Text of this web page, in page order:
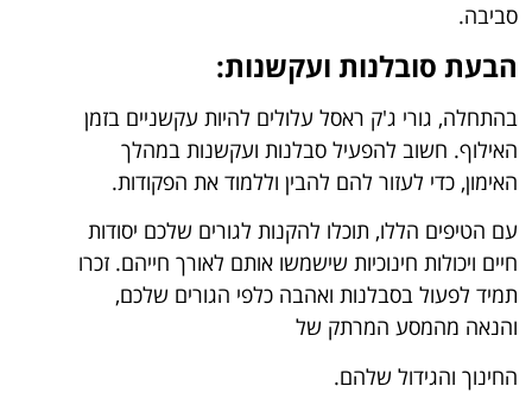
סביבה.
הבעת סובלנות ועקשנות:
בהתחלה, גורי ג'ק ראסל עלולים להיות עקשניים בזמן
האילוף. חשוב להפעיל סבלנות ועקשנות במהלך
האימון, כדי לעזור להם להבין וללמוד את הפקודות.
עם הטיפים הללו, תוכלו להקנות לגורים שלכם יסודות
חיים ויכולות חינוכיות שישמשו אותם לאורך חייהם. זכרו
תמיד לפעול בסבלנות ואהבה כלפי הגורים שלכם,
והנאה מהמסע המרתק של
החינוך והגידול שלהם.